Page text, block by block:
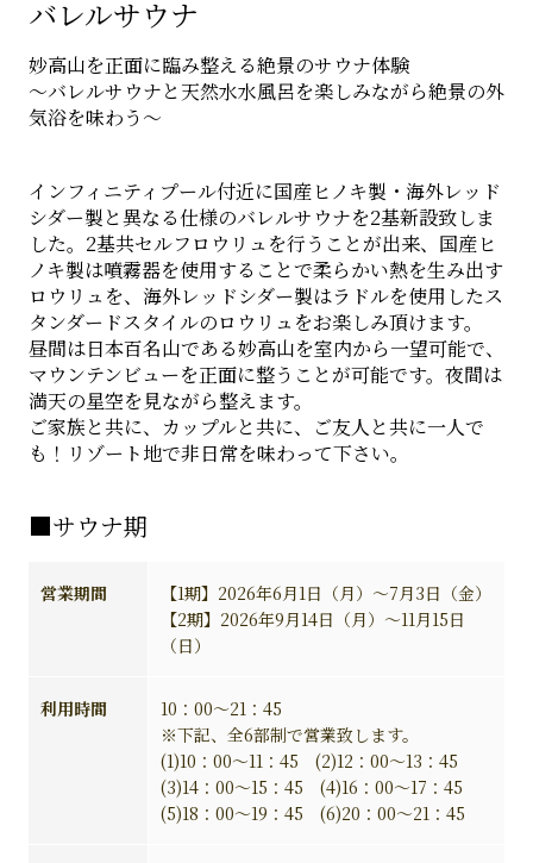
バレルサウナ
妙高山を正面に臨み整える絶景のサウナ体験
～バレルサウナと天然水水風呂を楽しみながら絶景の外
気浴を味わう～
インフィニティプール付近に国産ヒノキ製・海外レッド
シダー製と異なる仕様のバレルサウナを2基新設致しま
した。2基共セルフロウリュを行うことが出来、国産ヒ
ノキ製は噴霧器を使用することで柔らかい熱を生み出す
ロウリュを、海外レッドシダー製はラドルを使用したス
タンダードスタイルのロウリュをお楽しみ頂けます。
昼間は日本百名山である妙高山を室内から一望可能で、
マウンテンビューを正面に整うことが可能です。夜間は
満天の星空を見ながら整えます。
ご家族と共に、カップルと共に、ご友人と共に一人で
も！リゾート地で非日常を味わって下さい。
■サウナ期
営業期間
【1期】2026年6月1日（月）～7月3日（金）
【2期】2026年9月14日（月）～11月15日
（日）
利用時間
10：00～21：45
※下記、全6部制で営業致します。
(1)10：00～11：45 (2)12：00～13：45
(3)14：00～15：45 (4)16：00～17：45
(5)18：00～19：45 (6)20：00～21：45